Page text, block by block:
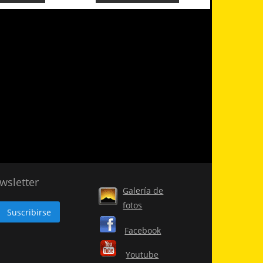
Galería de
fotos
Facebook
Youtube